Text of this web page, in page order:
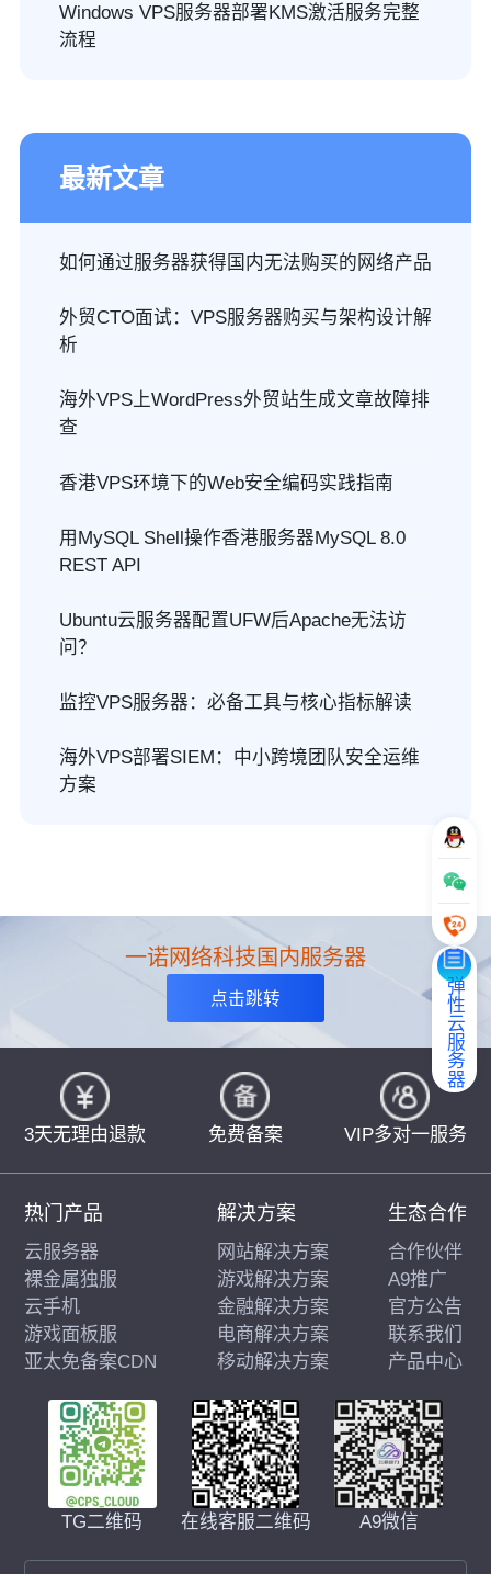
Windows VPS服务器部署KMS激活服务完整
流程
最新文章
如何通过服务器获得国内无法购买的网络产品
外贸CTO面试：VPS服务器购买与架构设计解
析
海外VPS上WordPress外贸站生成文章故障排
查
香港VPS环境下的Web安全编码实践指南
用MySQL Shell操作香港服务器MySQL 8.0
REST API
Ubuntu云服务器配置UFW后Apache无法访
问？
监控VPS服务器：必备工具与核心指标解读
海外VPS部署SIEM：中小跨境团队安全运维
方案
弹性云服务器
一诺网络科技国内服务器
点击跳转
3天无理由退款 免费备案 VIP多对一服务
TG二维码 在线客服二维码 A9微信
热门产品
云服务器
裸金属独服
云手机
游戏面板服
亚太免备案CDN
解决方案
网站解决方案
游戏解决方案
金融解决方案
电商解决方案
移动解决方案
生态合作
合作伙伴
A9推广
官方公告
联系我们
产品中心